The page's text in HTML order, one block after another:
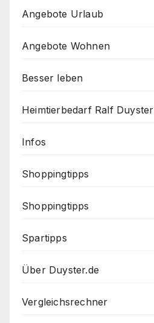
Angebote Urlaub
Angebote Wohnen
Besser leben
Heimtierbedarf Ralf Duyster
Infos
Shoppingtipps
Shoppingtipps
Spartipps
Über Duyster.de
Vergleichsrechner